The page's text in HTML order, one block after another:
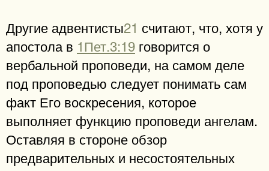
Другие адвентисты21 считают, что, хотя у
апостола в 1Пет.3:19 говорится о
вербальной проповеди, на самом деле
под проповедью следует понимать сам
факт Его воскресения, которое
выполняет функцию проповеди ангелам.
Оставляя в стороне обзор
предварительных и несостоятельных